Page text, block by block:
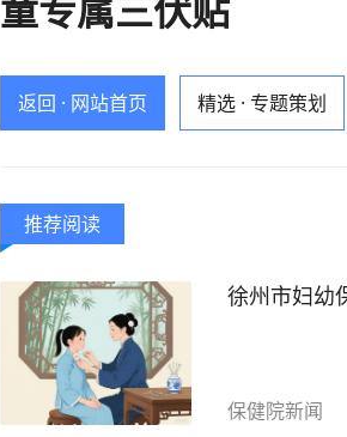
返回 · 网站首页 精选 · 专题策划
推荐阅读
徐州市妇幼
保健院新闻